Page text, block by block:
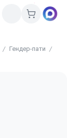
Гендер-пати